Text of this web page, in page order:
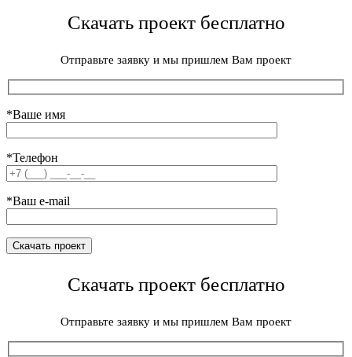
Скачать проект бесплатно
Отправьте заявку и мы пришлем Вам проект
*Ваше имя
*Телефон
*Ваш e-mail
Скачать проект бесплатно
Отправьте заявку и мы пришлем Вам проект